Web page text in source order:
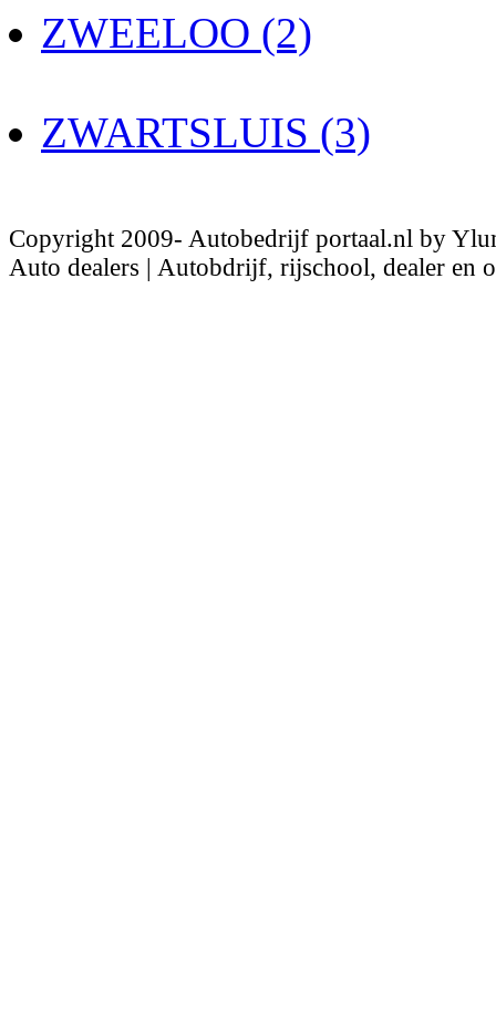
ZWEELOO (2)
ZWARTSLUIS (3)
Copyright 2009- Autobedrijf portaal.nl by
Auto dealers | Autobdrijf, rijschool, dealer en